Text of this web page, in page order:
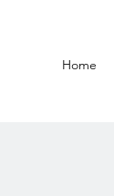
Home